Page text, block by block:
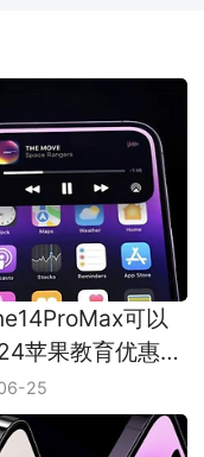
可以
苹果教育优惠
25